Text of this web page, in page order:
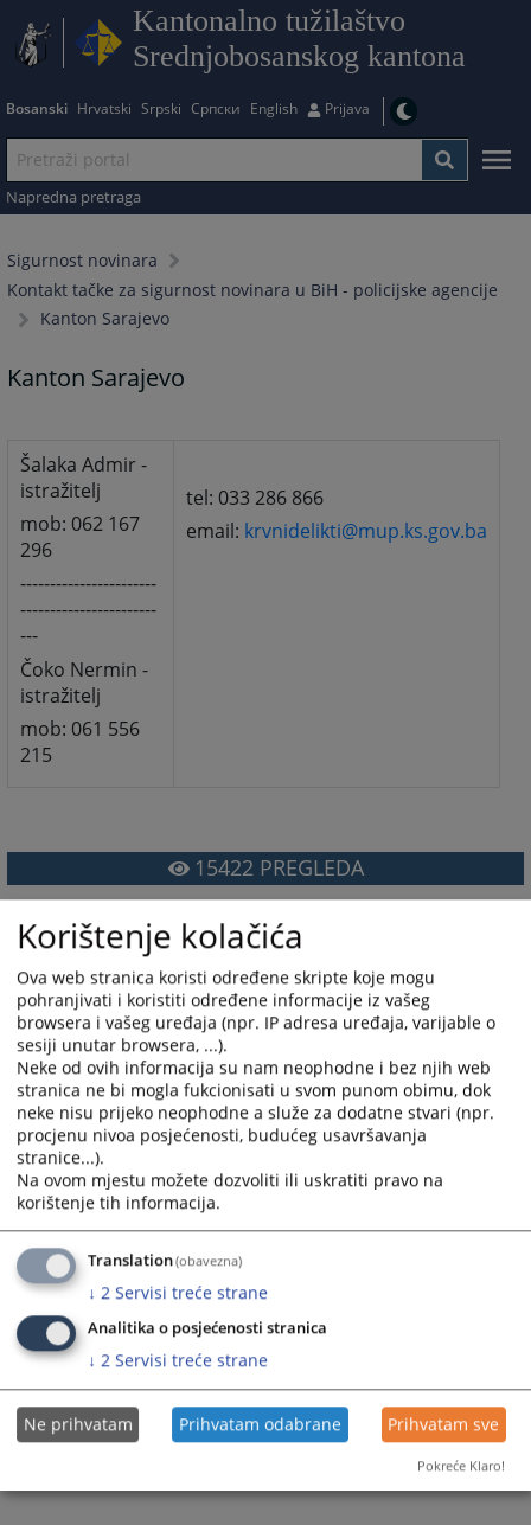
Kantonalno tužilaštvo
Srednjobosanskog kantona
Bosanski Hrvatski Srpski Српски English Prijava
Napredna pretraga
Sigurnost novinara
Kontakt tačke za sigurnost novinara u BiH - policijske agencije
Kanton Sarajevo
Kanton Sarajevo
Šalaka Admir -
istražitelj
mob: 062 167
296
-----------------------
-----------------------
---
Čoko Nermin -
istražitelj
mob: 061 556
215
tel: 033 286 866
email: krvnidelikti@mup.ks.gov.ba
15422PREGLEDA
Korištenje kolačića
Ova web stranica koristi određene skripte koje mogu
pohranjivati i koristiti određene informacije iz vašeg
browsera i vašeg uređaja (npr. IP adresa uređaja, varijable o
sesiji unutar browsera, ...).
Neke od ovih informacija su nam neophodne i bez njih web
stranica ne bi mogla fukcionisati u svom punom obimu, dok
neke nisu prijeko neophodne a služe za dodatne stvari (npr.
procjenu nivoa posjećenosti, budućeg usavršavanja
stranice...).
Na ovom mjestu možete dozvoliti ili uskratiti pravo na
korištenje tih informacija.
Translation(obavezna)
↓ 2 Servisi treće strane
Analitika o posjećenosti stranica
↓ 2 Servisi treće strane
Ne prihvatam Prihvatam odabrane Prihvatam sve
Pokreće Klaro!